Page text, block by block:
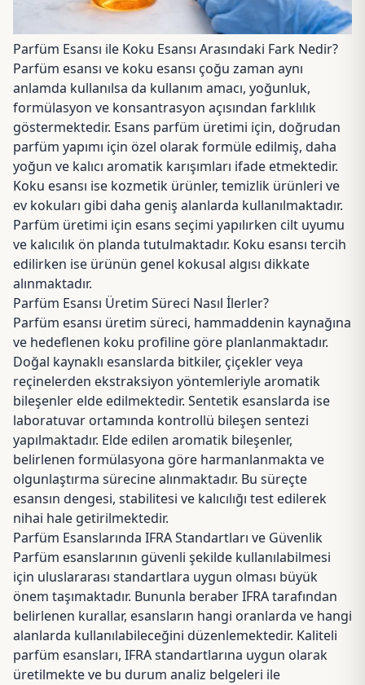
Parfüm Esansı ile Koku Esansı Arasındaki Fark Nedir?
Parfüm esansı ve koku esansı çoğu zaman aynı
anlamda kullanılsa da kullanım amacı, yoğunluk,
formülasyon ve konsantrasyon açısından farklılık
göstermektedir. Esans parfüm üretimi için, doğrudan
parfüm yapımı için özel olarak formüle edilmiş, daha
yoğun ve kalıcı aromatik karışımları ifade etmektedir.
Koku esansı ise kozmetik ürünler, temizlik ürünleri ve
ev kokuları gibi daha geniş alanlarda kullanılmaktadır.
Parfüm üretimi için esans seçimi yapılırken cilt uyumu
ve kalıcılık ön planda tutulmaktadır. Koku esansı tercih
edilirken ise ürünün genel kokusal algısı dikkate
alınmaktadır.
Parfüm Esansı Üretim Süreci Nasıl İlerler?
Parfüm esansı üretim süreci, hammaddenin kaynağına
ve hedeflenen koku profiline göre planlanmaktadır.
Doğal kaynaklı esanslarda bitkiler, çiçekler veya
reçinelerden ekstraksiyon yöntemleriyle aromatik
bileşenler elde edilmektedir. Sentetik esanslarda ise
laboratuvar ortamında kontrollü bileşen sentezi
yapılmaktadır. Elde edilen aromatik bileşenler,
belirlenen formülasyona göre harmanlanmakta ve
olgunlaştırma sürecine alınmaktadır. Bu süreçte
esansın dengesi, stabilitesi ve kalıcılığı test edilerek
nihai hale getirilmektedir.
Parfüm Esanslarında IFRA Standartları ve Güvenlik
Parfüm esanslarının güvenli şekilde kullanılabilmesi
için uluslararası standartlara uygun olması büyük
önem taşımaktadır. Bununla beraber IFRA tarafından
belirlenen kurallar, esansların hangi oranlarda ve hangi
alanlarda kullanılabileceğini düzenlemektedir. Kaliteli
parfüm esansları, IFRA standartlarına uygun olarak
üretilmekte ve bu durum analiz belgeleri ile